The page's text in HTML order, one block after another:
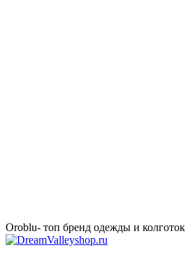
Oroblu- топ бренд одежды и колготок